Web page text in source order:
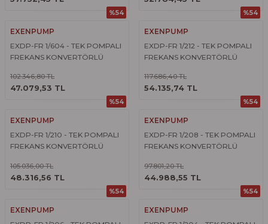
%54
EXENPUMP
EXDP-FR 1/604 - TEK POMPALI
FREKANS KONVERTÖRLÜ
102.346,80 TL
47.079,53 TL
ÜRÜNÜ İNCELE
%54
EXENPUMP
EXDP-FR 1/212 - TEK POMPALI
FREKANS KONVERTÖRLÜ
117.686,40 TL
54.135,74 TL
ÜRÜNÜ İNCELE
%54
EXENPUMP
EXDP-FR 1/210 - TEK POMPALI
FREKANS KONVERTÖRLÜ
105.036,00 TL
48.316,56 TL
ÜRÜNÜ İNCELE
%54
EXENPUMP
EXDP-FR 1/208 - TEK POMPALI
FREKANS KONVERTÖRLÜ
97.801,20 TL
44.988,55 TL
ÜRÜNÜ İNCELE
%54
EXENPUMP
%54
EXENPUMP